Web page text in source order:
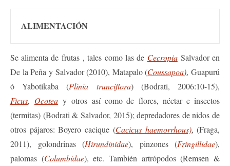
ALIMENTACIÓN
Se alimenta de frutas , tales como las de CecropiaSalvador en
De la Peña y Salvador (2010), Matapalo (Coussapoa), Guapurú
ó Yabotikaba (Plinia trunciflora) (Bodrati, 2006:10-15),
Ficus, Ocoteay otros así como de flores, néctar e insectos
(termitas) (Bodrati & Salvador, 2015); depredadores de nidos de
otros pájaros: Boyero cacique (Cacicus haemorrhous), (Fraga,
2011), golondrinas (Hirundinidae), pinzones (Fringillidae),
palomas (Columbidae), etc. También artrópodos (Remsen &